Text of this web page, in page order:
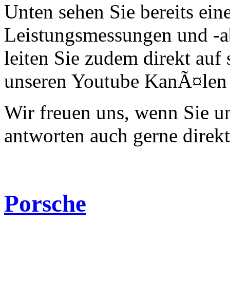
Unten sehen Sie bereits
Leistungsmessungen und -
leiten Sie zudem direkt auf
unseren Youtube
Wir freuen uns, wenn Sie
antworten auch gerne
Porsche